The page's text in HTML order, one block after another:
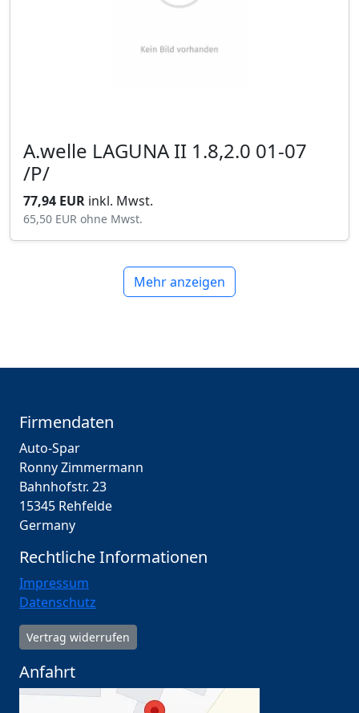
A.welle LAGUNA II 1.8,2.0 01-07
/P/
77,94 EUR inkl. Mwst.
65,50 EUR ohne Mwst.
Mehr anzeigen
Firmendaten
Auto-Spar
Ronny Zimmermann
Bahnhofstr. 23
15345 Rehfelde
Germany
Rechtliche Informationen
Impressum
Datenschutz
Vertrag widerrufen
Anfahrt